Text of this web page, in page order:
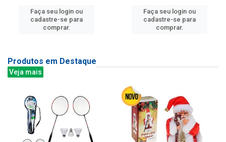
Faça seu login ou
cadastre-se para
comprar.
Faça seu login ou
cadastre-se para
comprar.
Produtos em Destaque
Veja mais